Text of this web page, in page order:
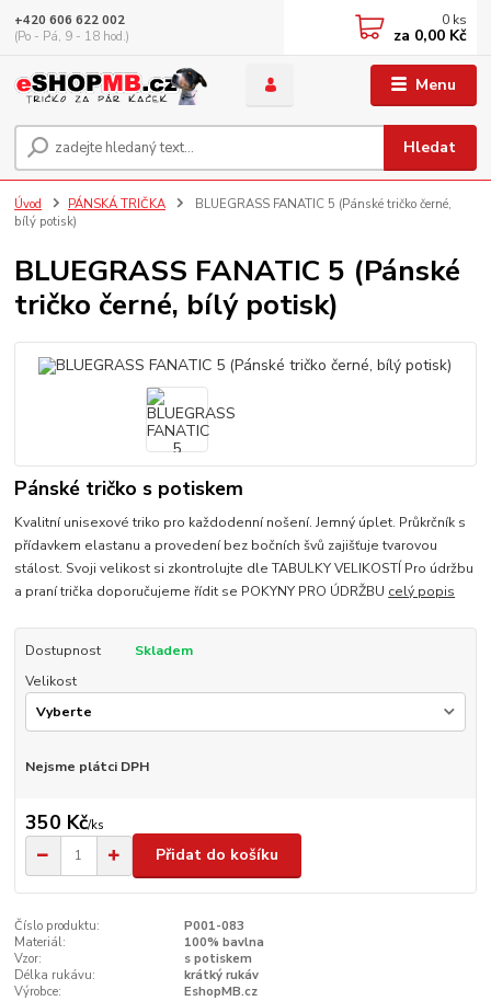
Menu
Hledat
+420 606 622 002
(Po - Pá, 9 - 18 hod.)
0 ks
za 0,00 Kč
Úvod PÁNSKÁ TRIČKA
BLUEGRASS FANATIC 5 (Pánské tričko černé,
bílý potisk)
BLUEGRASS FANATIC 5 (Pánské
tričko černé, bílý potisk)
Pánské tričko s potiskem
Kvalitní unisexové triko pro každodenní nošení. Jemný úplet. Průkrčník s
přídavkem elastanu a provedení bez bočních švů zajišťuje tvarovou
stálost. Svoji velikost si zkontrolujte dle TABULKY VELIKOSTÍ Pro údržbu
a praní trička doporučujeme řídit se POKYNY PRO ÚDRŽBU celý popis
Dostupnost
Skladem
Velikost
Nejsme plátci DPH
350 Kč/ks
Přidat do košíku
Číslo produktu:
P001-083
Materiál:
100% bavlna
Vzor:
s potiskem
Délka rukávu:
krátký rukáv
Výrobce:
EshopMB.cz